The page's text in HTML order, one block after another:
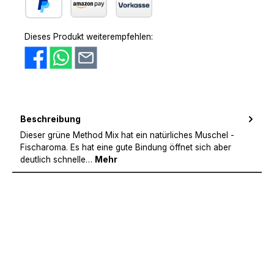
Dieses Produkt weiterempfehlen:
Beschreibung
Dieser grüne Method Mix hat ein natürliches Muschel -
Fischaroma. Es hat eine gute Bindung öffnet sich aber
deutlich schnelle… Mehr